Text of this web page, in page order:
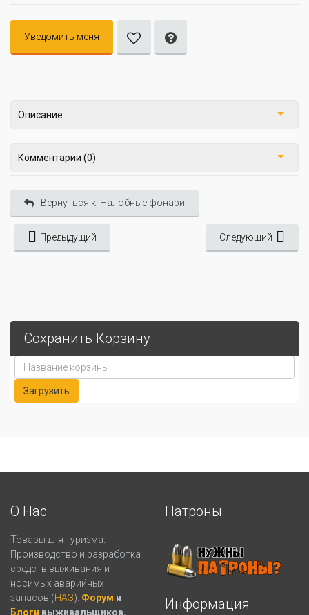
Уведомить меня
Описание
Комментарии (0)
Вернуться к: Налобные фонари
Предыдущий Следующий
Сохранить Корзину
О Нас
Товары для туризма.
Производство и разработка
средств выживания и
носимых аварийных
запасов (НАЗ). Форум и
Блоги выживальщиков.
Патроны
Информация